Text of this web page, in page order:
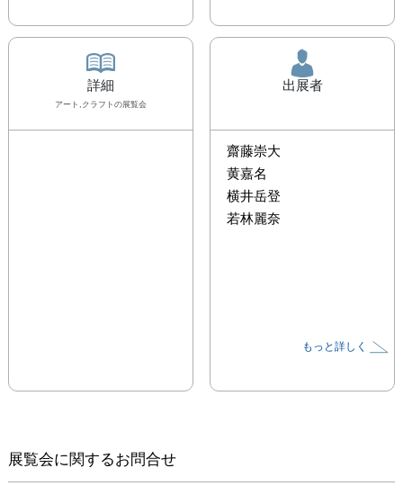
詳細
アート,クラフト の展覧会
出展者
齋藤崇大
黄嘉名
横井岳登
若林麗奈
もっと詳しく
展覧会に関するお問合せ